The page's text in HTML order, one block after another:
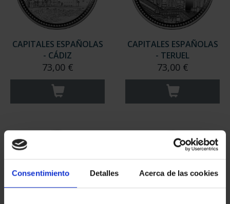
Consentimiento Detalles Acerca de las cookies
CAPITALES ESPAÑOLAS
- CÁDIZ
73,00 €
CAPITALES ESPAÑOLAS
- TERUEL
73,00 €